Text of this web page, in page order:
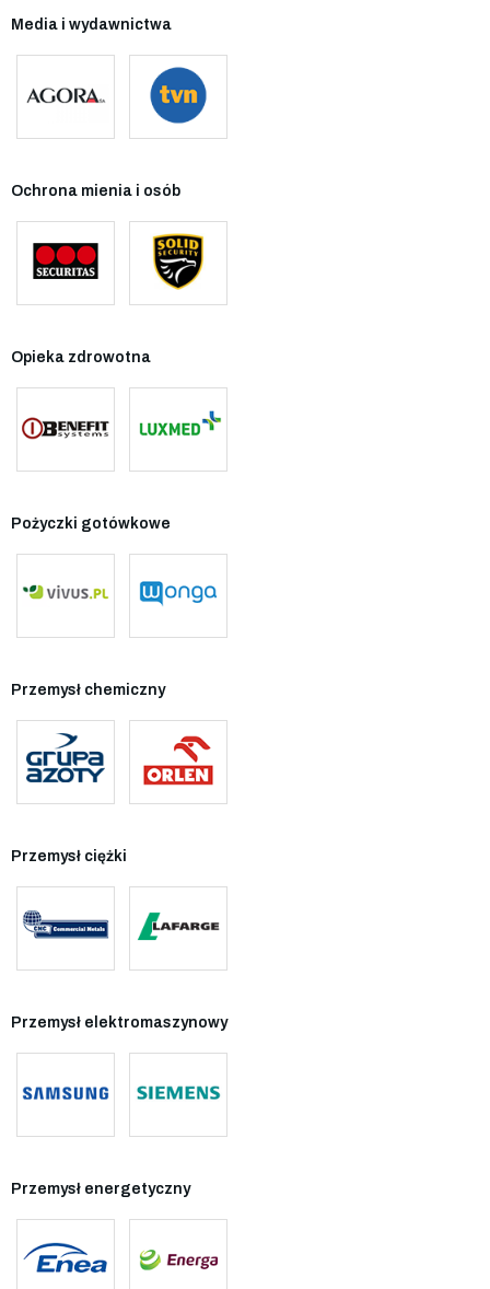
Media i wydawnictwa
Ochrona mienia i osób
Opieka zdrowotna
Pożyczki gotówkowe
Przemysł chemiczny
Przemysł ciężki
Przemysł elektromaszynowy
Przemysł energetyczny